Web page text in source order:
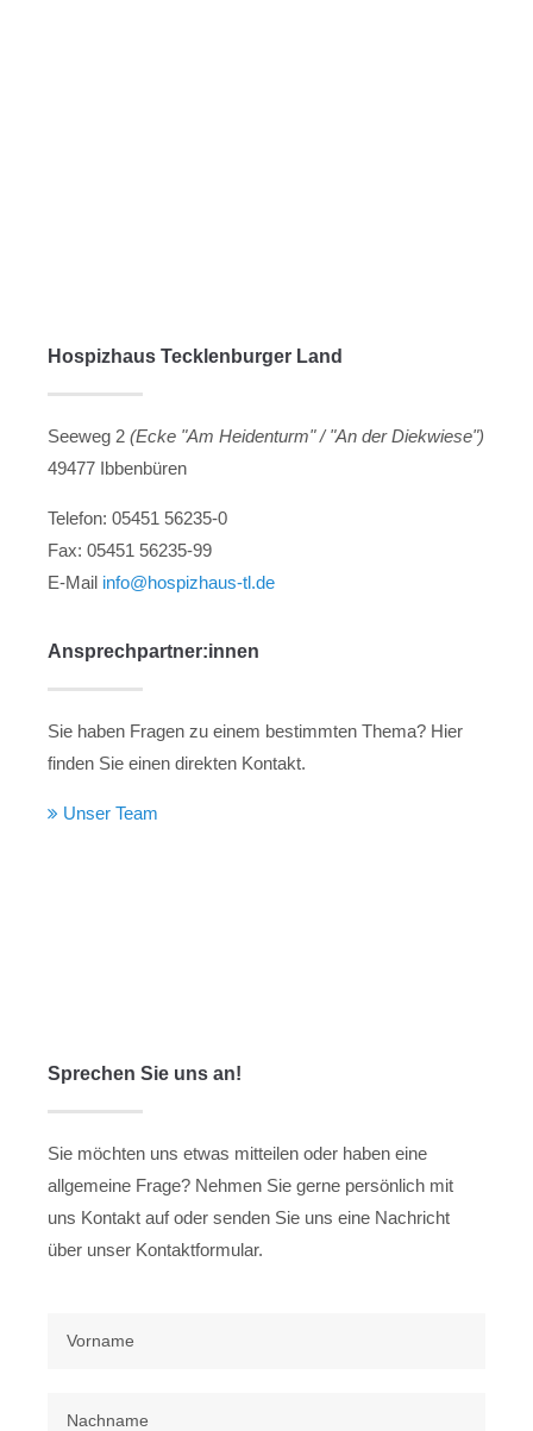
Hospizhaus Tecklenburger Land
Seeweg 2 (Ecke "Am Heidenturm" / "An der Diekwiese")
49477 Ibbenbüren
Telefon: 05451 56235-0
Fax: 05451 56235-99
E-Mail info@hospizhaus-tl.de
Ansprechpartner:innen
Sie haben Fragen zu einem bestimmten Thema? Hier
finden Sie einen direkten Kontakt.
Unser Team
Sprechen Sie uns an!
Sie möchten uns etwas mitteilen oder haben eine
allgemeine Frage? Nehmen Sie gerne persönlich mit
uns Kontakt auf oder senden Sie uns eine Nachricht
über unser Kontaktformular.